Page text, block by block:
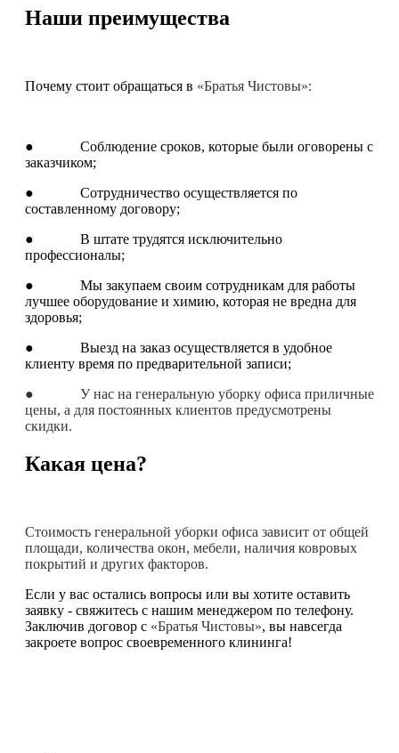
Наши преимущества
Почему стоит обращаться в «Братья Чистовы»:
● Соблюдение сроков, которые были оговорены с
заказчиком;
● Сотрудничество осуществляется по
составленному договору;
● В штате трудятся исключительно
профессионалы;
● Мы закупаем своим сотрудникам для работы
лучшее оборудование и химию, которая не вредна для
здоровья;
● Выезд на заказ осуществляется в удобное
клиенту время по предварительной записи;
● У нас на генеральную уборку офиса приличные
цены, а для постоянных клиентов предусмотрены
скидки.
Какая цена?
Стоимость генеральной уборки офиса зависит от общей
площади, количества окон, мебели, наличия ковровых
покрытий и других факторов.
Если у вас остались вопросы или вы хотите оставить
заявку - свяжитесь с нашим менеджером по телефону.
Заключив договор с «Братья Чистовы», вы навсегда
закроете вопрос своевременного клининга!